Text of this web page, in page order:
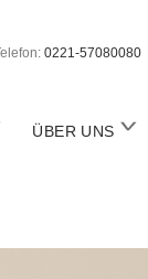
0221-57080080
ÜBER UNS o